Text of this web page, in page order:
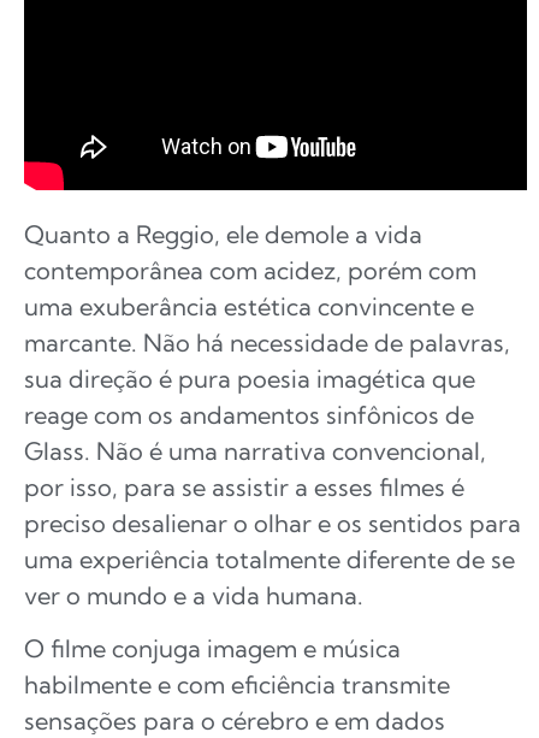
Quanto a Reggio, ele demole a vida
contemporânea com acidez, porém com
uma exuberância estética convincente e
marcante. Não há necessidade de palavras,
sua direção é pura poesia imagética que
reage com os andamentos sinfônicos de
Glass. Não é uma narrativa convencional,
por isso, para se assistir a esses filmes é
preciso desalienar o olhar e os sentidos para
uma experiência totalmente diferente de se
ver o mundo e a vida humana.
O filme conjuga imagem e música
habilmente e com eficiência transmite
sensações para o cérebro e em dados